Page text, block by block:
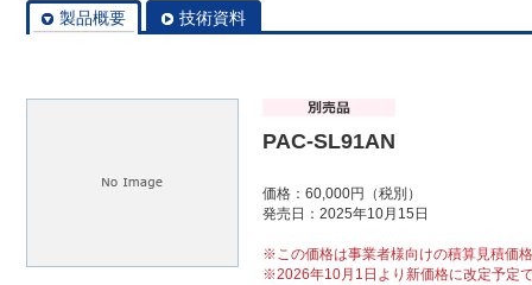
製品概要 技術資料
PAC-SL91AN
価格：60,000円（税別）
発売日：2025年10月15日
※この価格は事業者様向けの積算見積価
※2026年10月1日より新価格に改定予定